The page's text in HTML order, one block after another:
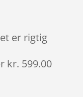
er rigtig
kr. 599.00